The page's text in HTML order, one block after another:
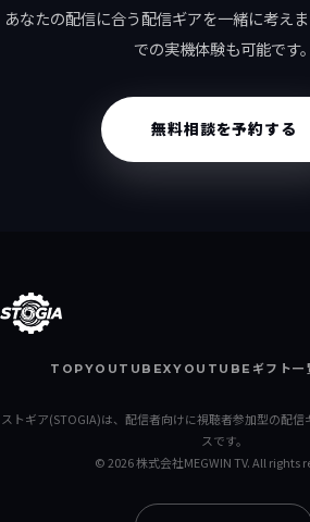
あなたの配信に合う配信ギアを一緒に考え
での実機体験も可能です。
無料相談を予約する
TOPYOUTUBEXYOUTUBEギフト一
ストギア(STOGIA)は、配信者向けに視聴者参加型の配
スです。
© 2026 株式会社MEGWIN TV. All rights